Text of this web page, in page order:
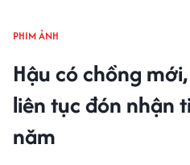
PHIM ẢNH
Hậu có chồng
liên tục đón nhận
năm